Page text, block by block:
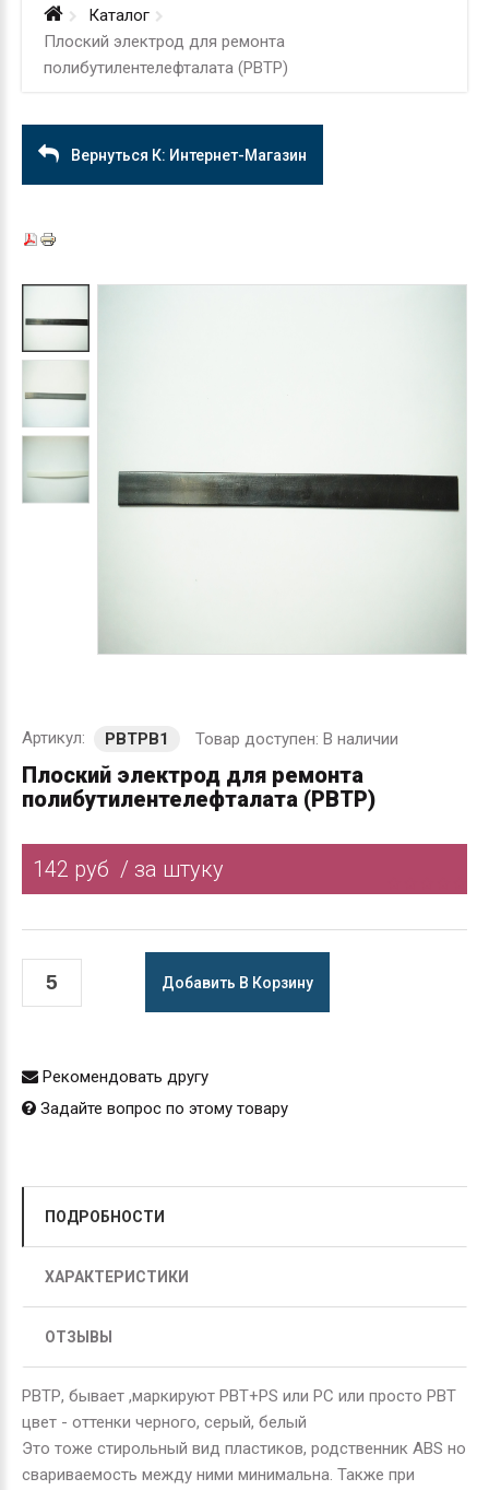
Каталог
Плоский электрод для ремонта
полибутилентелефталата (РВТР)
Вернуться К: Интернет-Магазин
Артикул: PBTPB1 Товар доступен: В наличии
Плоский электрод для ремонта
полибутилентелефталата (РВТР)
142 руб / за штуку
Добавить В Корзину
Рекомендовать другу
Задайте вопрос по этому товару
ПОДРОБНОСТИ
ХАРАКТЕРИСТИКИ
ОТЗЫВЫ
РВТР, бывает ,маркируют РВТ+РS или РС или просто РВТ
цвет - оттенки черного, серый, белый
Это тоже стирольный вид пластиков, родственник ABS но
свариваемость между ними минимальна. Также при